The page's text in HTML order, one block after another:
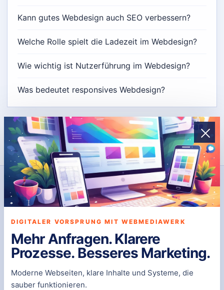
Kann gutes Webdesign auch SEO verbessern?
Welche Rolle spielt die Ladezeit im Webdesign?
Wie wichtig ist Nutzerführung im Webdesign?
Was bedeutet responsives Webdesign?
DIGITALE PRÄSENZ
WebmediaWerk
WebmediaWerk entwickelt individuelle Websites und
Systeme, die funktionieren, skalieren und Ergebnisse
bringen – ohne Baukasten, ohne Kompromisse, exakt
auf Ihre Anforderungen zugeschnitten.
DIGITALER VORSPRUNG MIT WEBMEDIAWERK
Mehr Anfragen. Klarere
Prozesse. Besseres Marketing.
Moderne Webseiten, klare Inhalte und Systeme, die
sauber funktionieren.